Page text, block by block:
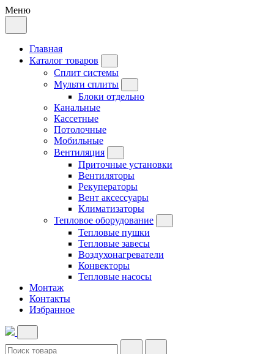
Меню
Главная
Каталог товаров
Сплит системы
Мульти сплиты
Блоки отдельно
Канальные
Кассетные
Потолочные
Мобильные
Вентиляция
Приточные установки
Вентиляторы
Рекуператоры
Вент аксессуары
Климатизаторы
Тепловое оборудование
Тепловые пушки
Тепловые завесы
Воздухонагреватели
Конвекторы
Тепловые насосы
Монтаж
Контакты
Избранное